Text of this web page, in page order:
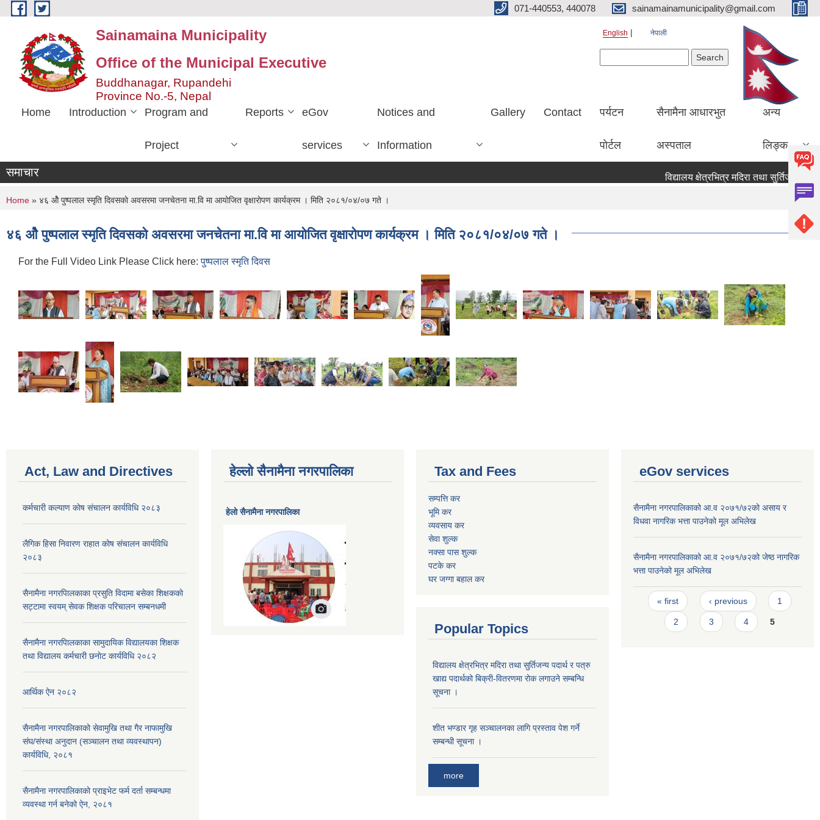
Skip to main content 071-440553, 440078 sainamainamunicipality@gmail.com
Sainamaina Municipality
Office of the Municipal Executive
Buddhanagar, Rupandehi
Province No.-5, Nepal
English नेपाली
Home Introduction Program and
Project
Reports eGov
services
Notices and
Information
Gallery Contact पर्यटन
पाेर्टल
सैनामैना आधारभुत
अस्पताल
अन्य
लिङ्क
समाचार विद्यालय क्षेत्रभित्र मदिरा तथा सुर्तिजन्य
You are here
Home » ४६ ओै पुष्पलाल स्मृति दिवसकाे अवसरमा जनचेतना मा.वि मा आयाेजित वृक्षाराेपण कार्यक्रम । मिति २०८१/०४/०७ गते ।
४६ ओै पुष्पलाल स्मृति दिवसकाे अवसरमा जनचेतना मा.वि मा आयाेजित वृक्षाराेपण कार्यक्रम । मिति २०८१/०४/०७ गते ।
For the Full Video Link Please Click here:पुष्पलाल स्मृति दिवस
Act, Law and Directives
कर्मचारी कल्याण काेष संचालन कार्यविधि २०८३
लैगिक हिसा निवारण राहात कोष संचालन कार्यविधि
२०८३
सैनामैना नगरपािलकाका प्रसुति विदामा बसेका शिक्षककाे
सट्टामा स्वयम् सेवक शिक्षक परिचालन सम्बनधमी
सैनामैना नगरपािलकाका सामुदायिक विद्यालयका शिक्षक
तथा विद्यालय कर्मचारी छनाेट कार्यविधि २०८२
आर्थिक ऐन २०८२
सैनामैना नगरपालिकाको सेवामुखि तथा गैर नाफामुखि
संघ/संस्था अनुदान (सञ्चालन तथा व्यवस्थापन)
कार्यविधि, २०८१
सैनामैना नगरपालिकाको प्राइभेट फर्म दर्ता सम्बन्धमा
व्यवस्था गर्न बनेको ऐन, २०८१
हेल्लो सैनामैना नगरपालिका
हेलाे सैनामैना नगरपालिका
Tax and Fees
सम्पत्ति कर
भूमि कर
व्यवसाय कर
सेवा शुल्क
नक्सा पास शुल्क
पटके कर
घर जग्गा बहाल कर
Popular Topics
विद्यालय क्षेत्रभित्र मदिरा तथा सुर्तिजन्य पदार्थ र पत्रु
खाद्य पदार्थको बिक्री-वितरणमा रोक लगाउने सम्बन्धि
सूचना ।
शीत भण्डार गृह सञ्चालनका लागि प्रस्ताव पेश गर्ने
सम्बन्धी सूचना ।
more
eGov services
सैनामैना नगरपालिकाको आ.व २०७१/७२को असाय र
विधवा नागरिक भत्ता पाउनेको मूल अभिलेख
सैनामैना नगरपालिकाको आ.व २०७१/७२को जेष्ठ नागरिक
भत्ता पाउनेको मूल अभिलेख
Pages
« first ‹ previous 1
2 3 4 5